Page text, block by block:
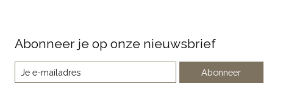
Abonneer je op onze nieuwsbrief
Abonneer